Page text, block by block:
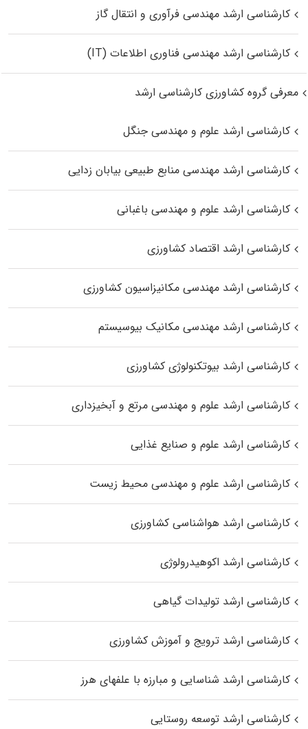
کارشناسی ارشد مهندسی فرآوری و انتقال گاز
کارشناسی ارشد مهندسی فناوری اطلاعات (IT)
معرفی گروه کشاورزی کارشناسی ارشد
کارشناسی ارشد علوم و مهندسی جنگل
کارشناسی ارشد مهندسی منابع طبیعی بیابان زدایی
کارشناسی ارشد علوم و مهندسی باغبانی
کارشناسی ارشد اقتصاد کشاورزی
کارشناسی ارشد مهندسی مکانیزاسیون کشاورزی
کارشناسی ارشد مهندسی مکانیک بیوسیستم
کارشناسی ارشد بیوتکنولوژی کشاورزی
کارشناسی ارشد علوم و مهندسی مرتع و آبخیزداری
کارشناسی ارشد علوم و صنایع غذایی
کارشناسی ارشد علوم و مهندسی محیط زیست
کارشناسی ارشد هواشناسی کشاورزی
کارشناسی ارشد اکوهیدرولوژی
کارشناسی ارشد تولیدات گیاهی
کارشناسی ارشد ترویج و آموزش کشاورزی
کارشناسی ارشد شناسایی و مبارزه با علفهای هرز
کارشناسی ارشد توسعه روستایی